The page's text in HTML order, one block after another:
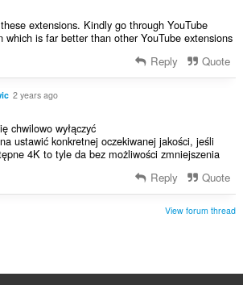
extensions. Kindly go through YouTube
which is far better than other YouTube extensions
Reply Quote
2 years ago
chwilowo wyłączyć
ustawić konkretnej oczekiwanej jakości, jeśli
4K to tyle da bez możliwości zmniejszenia
Reply Quote
View forum thread